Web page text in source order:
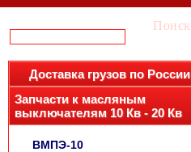
Поиск
Доставка грузов по России
Запчасти к масляным
выключателям 10 Кв - 20 Кв
ВМПЭ-10